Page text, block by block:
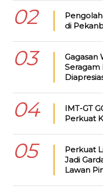
02
di
03
Gagasan
Seragam
04
IMT-GT
Perkuat
05
Perkuat
Jadi
Lawan